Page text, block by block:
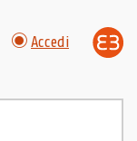
Accedi